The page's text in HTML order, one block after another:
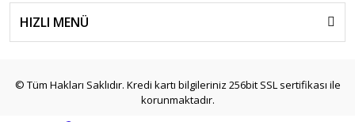
HIZLI MENÜ
© Tüm Hakları Saklıdır. Kredi kartı bilgileriniz 256bit SSL sertifikası ile
korunmaktadır.